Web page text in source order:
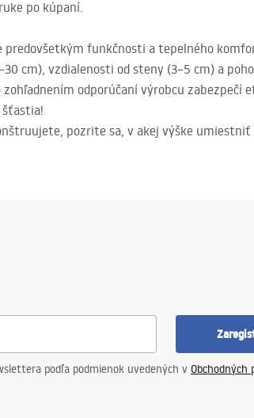
po kúpaní.
funkčnosti a tepelného
cm), vzdialenosti od steny (3–5 cm) a
odporúčaní výrobcu zabezpečí
pozrite sa, v akej výške umiestniť
podľa podmienok uvedených v Obchodných